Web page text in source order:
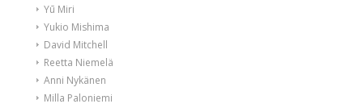
Yū Miri
Yukio Mishima
David Mitchell
Reetta Niemelä
Anni Nykänen
Milla Paloniemi